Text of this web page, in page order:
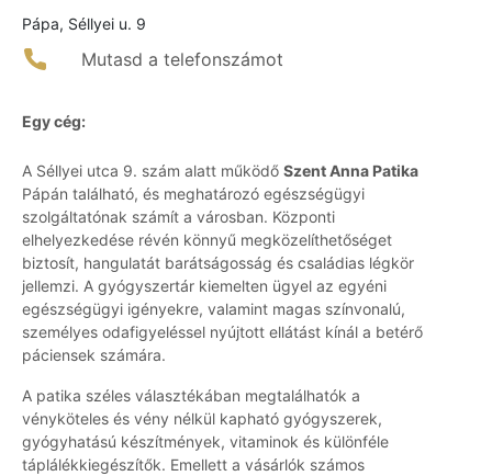
Pápa, Séllyei u. 9
Mutasd a telefonszámot
Egy cég:
A Séllyei utca 9. szám alatt működő Szent Anna Patika
Pápán található, és meghatározó egészségügyi
szolgáltatónak számít a városban. Központi
elhelyezkedése révén könnyű megközelíthetőséget
biztosít, hangulatát barátságosság és családias légkör
jellemzi. A gyógyszertár kiemelten ügyel az egyéni
egészségügyi igényekre, valamint magas színvonalú,
személyes odafigyeléssel nyújtott ellátást kínál a betérő
páciensek számára.
A patika széles választékában megtalálhatók a
vényköteles és vény nélkül kapható gyógyszerek,
gyógyhatású készítmények, vitaminok és különféle
táplálékkiegészítők. Emellett a vásárlók számos